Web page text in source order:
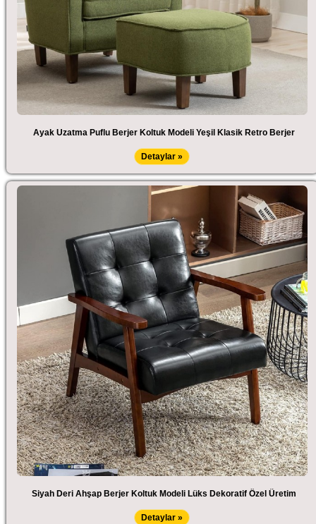
Ayak Uzatma Puflu Berjer Koltuk Modeli Yeşil Klasik Retro Berjer
Detaylar »
Siyah Deri Ahşap Berjer Koltuk Modeli Lüks Dekoratif Özel Üretim
Detaylar »